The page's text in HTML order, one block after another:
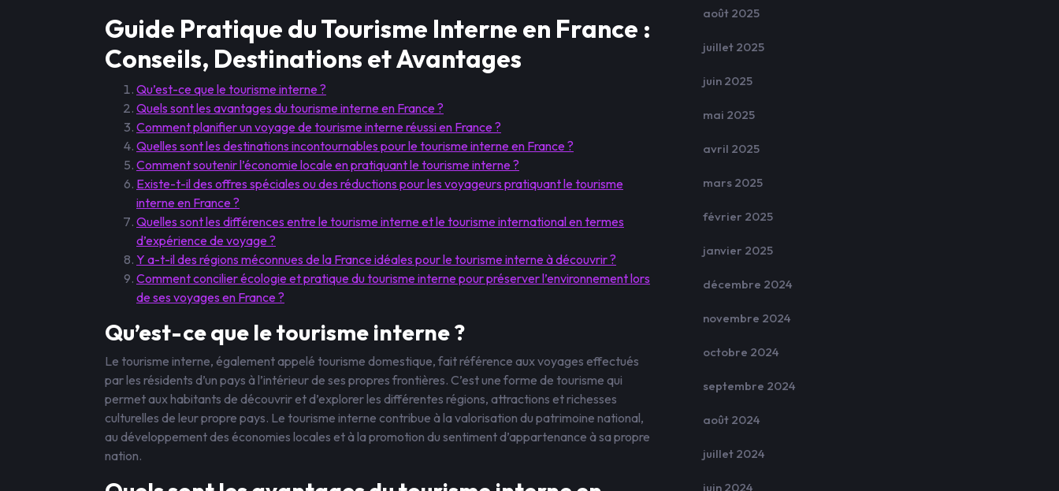
Guide Pratique du Tourisme Interne en France :
Conseils, Destinations et Avantages
Qu’est-ce que le tourisme interne ?
Quels sont les avantages du tourisme interne en France ?
Comment planifier un voyage de tourisme interne réussi en France ?
Quelles sont les destinations incontournables pour le tourisme interne en France ?
Comment soutenir l’économie locale en pratiquant le tourisme interne ?
Existe-t-il des offres spéciales ou des réductions pour les voyageurs pratiquant le tourisme
interne en France ?
Quelles sont les différences entre le tourisme interne et le tourisme international en termes
d’expérience de voyage ?
Y a-t-il des régions méconnues de la France idéales pour le tourisme interne à découvrir ?
Comment concilier écologie et pratique du tourisme interne pour préserver l’environnement lors
de ses voyages en France ?
Qu’est-ce que le tourisme interne ?
Le tourisme interne, également appelé tourisme domestique, fait référence aux voyages effectués
par les résidents d’un pays à l’intérieur de ses propres frontières. C’est une forme de tourisme qui
permet aux habitants de découvrir et d’explorer les différentes régions, attractions et richesses
culturelles de leur propre pays. Le tourisme interne contribue à la valorisation du patrimoine national,
au développement des économies locales et à la promotion du sentiment d’appartenance à sa propre
nation.
août 2025
juillet 2025
juin 2025
mai 2025
avril 2025
mars 2025
février 2025
janvier 2025
décembre 2024
novembre 2024
octobre 2024
septembre 2024
août 2024
juillet 2024
juin 2024